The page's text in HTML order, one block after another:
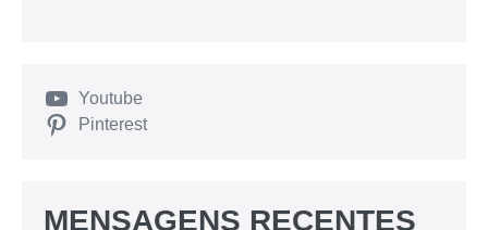
Youtube
Pinterest
MENSAGENS RECENTES